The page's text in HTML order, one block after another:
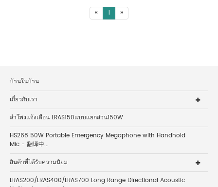
« 1 »
บ้านในบ้าน
เกี่ยวกับเรา
ลำโพงแจ้งเตือน LRAS150แบบแยกส่วน150W
HS268 50W Portable Emergency Megaphone with Handhold
Mic - 翻译中...
สินค้าที่ได้รับความนิยม
LRAS200/LRAS400/LRAS700 Long Range Directional Acoustic